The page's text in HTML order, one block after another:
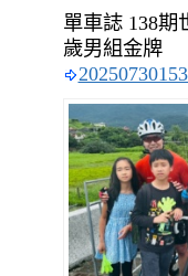
單車誌 138
歲男組金牌